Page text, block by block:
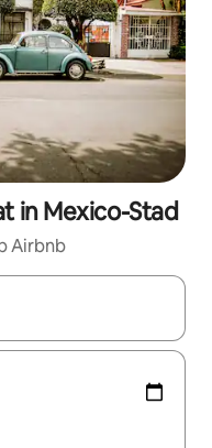
in Mexico-Stad
Airbnb
zijn, maak je een keuze